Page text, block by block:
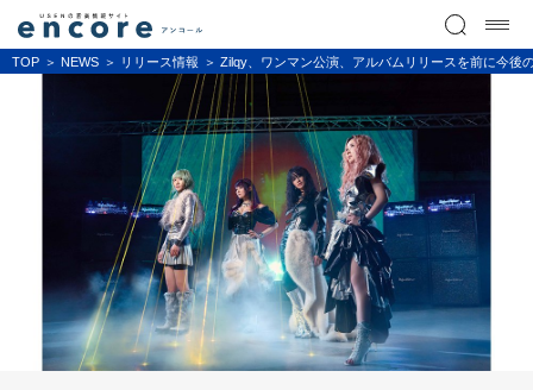
TOP NEWS リリース情報 Zilqy、ワンマン公演、アルバムリリースを前に今後